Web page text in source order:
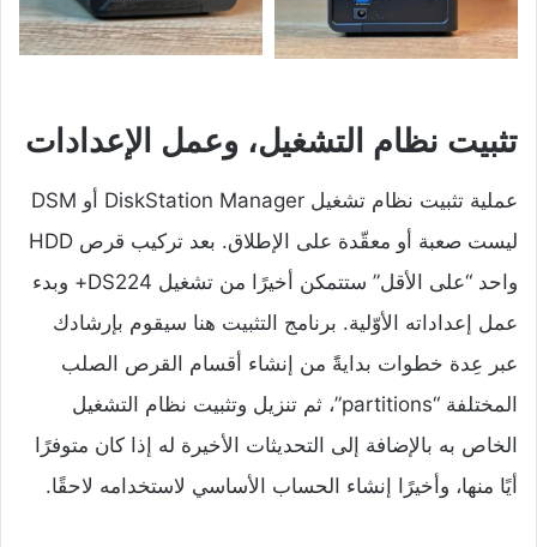
تثبيت نظام التشغيل، وعمل الإعدادات
عملية تثبيت نظام تشغيل DiskStation Manager أو DSM
ليست صعبة أو معقّدة على الإطلاق. بعد تركيب قرص HDD
واحد “على الأقل” ستتمكن أخيرًا من تشغيل DS224+ وبدء
عمل إعداداته الأوّلية. برنامج التثبيت هنا سيقوم بإرشادك
عبر عِدة خطوات بدايةًَ من إنشاء أقسام القرص الصلب
المختلفة “partitions”، ثم تنزيل وتثبيت نظام التشغيل
الخاص به بالإضافة إلى التحديثات الأخيرة له إذا كان متوفرًا
أيًا منها، وأخيرًا إنشاء الحساب الأساسي لاستخدامه لاحقًا.